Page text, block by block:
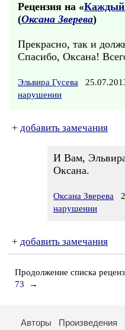
Рецензия на «Каждый
(Оксана Зверева)
Прекрасно, так и
Спасибо, Оксана!
Эльвира Гусева
нарушении
+ добавить замечания
И Вам,
Оксана.
Оксана Зверева
нарушении
+ добавить замечания
Продолжение списка
73
→
Авторы Произведения